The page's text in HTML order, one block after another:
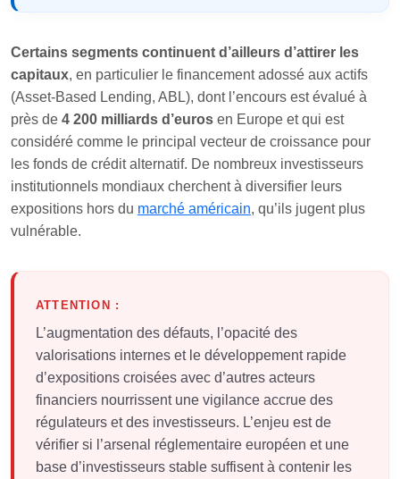
Certains segments continuent d’ailleurs d’attirer les
capitaux, en particulier le financement adossé aux actifs
(Asset‑Based Lending, ABL), dont l’encours est évalué à
près de 4 200 milliards d’euros en Europe et qui est
considéré comme le principal vecteur de croissance pour
les fonds de crédit alternatif. De nombreux investisseurs
institutionnels mondiaux cherchent à diversifier leurs
expositions hors du marché américain, qu’ils jugent plus
vulnérable.
ATTENTION :
L’augmentation des défauts, l’opacité des
valorisations internes et le développement rapide
d’expositions croisées avec d’autres acteurs
financiers nourrissent une vigilance accrue des
régulateurs et des investisseurs. L’enjeu est de
vérifier si l’arsenal réglementaire européen et une
base d’investisseurs stable suffisent à contenir les